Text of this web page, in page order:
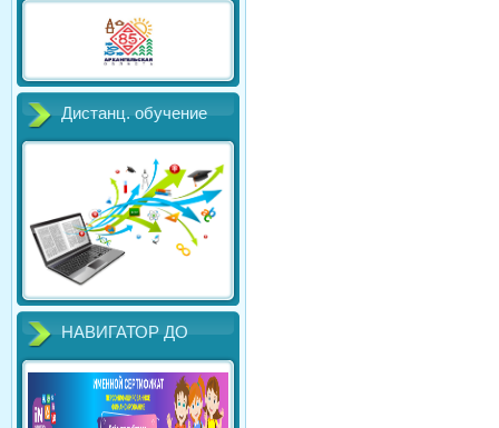
Дистанц. обучение
НАВИГАТОР ДО